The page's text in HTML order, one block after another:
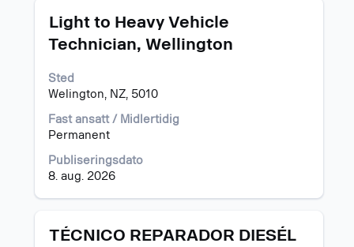
Tittel
Light to Heavy Vehicle
Technician, Wellington
Sted
Welington, NZ, 5010
Fast ansatt / Midlertidig
Permanent
Publiseringsdato
8. aug. 2026
Velg
med
mellomromstasten
å
vise
det
fullstendige
i
jobbinformasjonen.
Tittel
TÉCNICO REPARADOR DIESÉL
Velg